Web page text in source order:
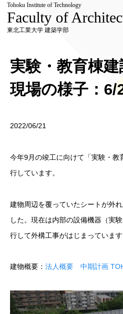
Tohoku Institute of Technology
Faculty of
東北工業大学 建築学部
実験・教育棟
現場の様子：6/
2022/06/21
今年9月の竣工に向けて「実験・教
行しています。
建物周辺を覆っていたシートが外
した。現在は内部の設備機器（実
行して外構工事がはじまっています
建物概要： 法人概要 中期計画